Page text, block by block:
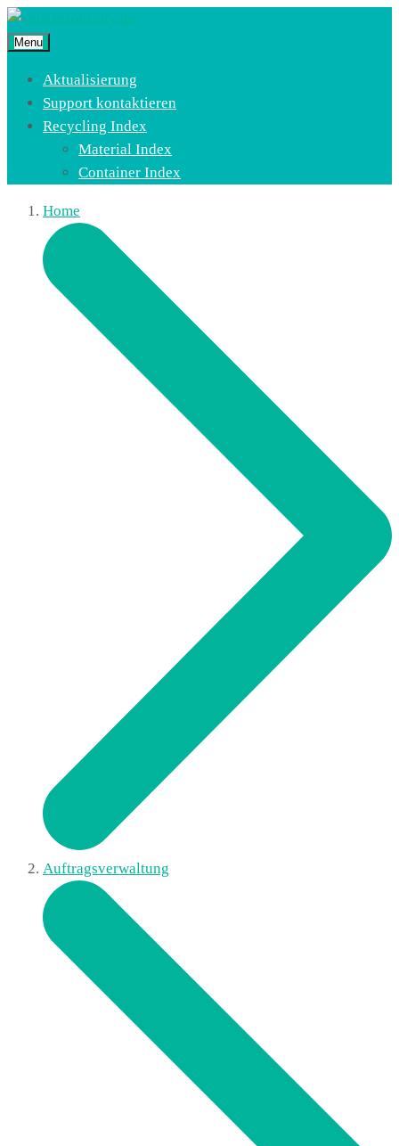
Menu
Aktualisierung
Support kontaktieren
Recycling Index
Material Index
Container Index
Home
Auftragsverwaltung